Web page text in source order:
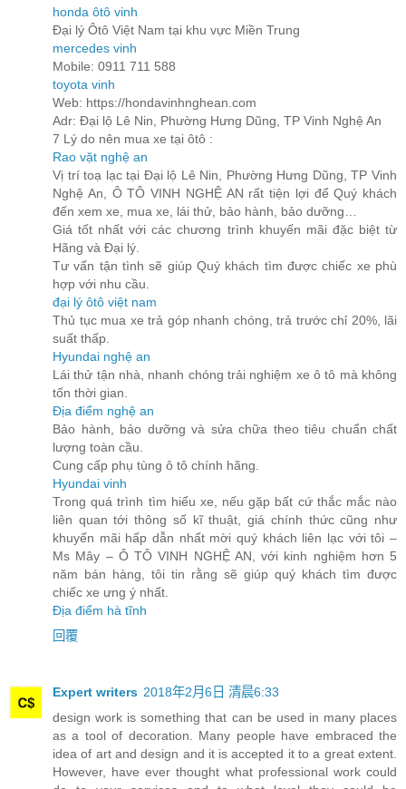
honda ôtô vinh
Đại lý Ôtô Việt Nam tại khu vực Miền Trung
mercedes vinh
Mobile: 0911 711 588
toyota vinh
Web: https://hondavinhnghean.com
Adr: Đại lộ Lê Nin, Phường Hưng Dũng, TP Vinh Nghệ An
7 Lý do nên mua xe tại ôtô :
Rao vặt nghệ an
Vị trí toạ lạc tại Đại lộ Lê Nin, Phường Hưng Dũng, TP Vinh
Nghệ An, Ô TÔ VINH NGHỆ AN rất tiện lợi để Quý khách
đến xem xe, mua xe, lái thử, bảo hành, bảo dưỡng…
Giá tốt nhất với các chương trình khuyến mãi đặc biệt từ
Hãng và Đại lý.
Tư vấn tận tình sẽ giúp Quý khách tìm được chiếc xe phù
hợp với nhu cầu.
đại lý ôtô việt nam
Thủ tục mua xe trả góp nhanh chóng, trả trước chỉ 20%, lãi
suất thấp.
Hyundai nghệ an
Lái thử tận nhà, nhanh chóng trải nghiệm xe ô tô mà không
tốn thời gian.
Địa điểm nghệ an
Bảo hành, bảo dưỡng và sửa chữa theo tiêu chuẩn chất
lượng toàn cầu.
Cung cấp phụ tùng ô tô chính hãng.
Hyundai vinh
Trong quá trình tìm hiểu xe, nếu gặp bất cứ thắc mắc nào
liên quan tới thông số kĩ thuật, giá chính thức cũng như
khuyến mãi hấp dẫn nhất mời quý khách liên lạc với tôi –
Ms Mây – Ô TÔ VINH NGHỆ AN, với kinh nghiệm hơn 5
năm bán hàng, tôi tin rằng sẽ giúp quý khách tìm được
chiếc xe ưng ý nhất.
Địa điểm hà tĩnh
回覆
Expert writers 2018年2月6日 清晨6:33
design work is something that can be used in many places
as a tool of decoration. Many people have embraced the
idea of art and design and it is accepted it to a great extent.
However, have ever thought what professional work could